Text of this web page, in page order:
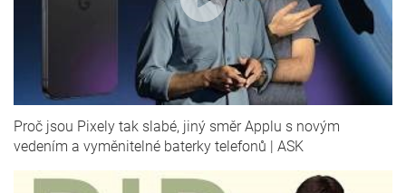
Proč jsou Pixely tak slabé, jiný směr Applu s novým
vedením a vyměnitelné baterky telefonů | ASK